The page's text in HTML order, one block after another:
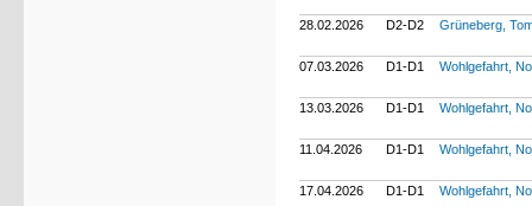
28.02.2026 D2-D2 Grüneberg,
07.03.2026 D1-D1 Wohlgefahrt,
13.03.2026 D1-D1 Wohlgefahrt,
11.04.2026 D1-D1 Wohlgefahrt,
17.04.2026 D1-D1 Wohlgefahrt,